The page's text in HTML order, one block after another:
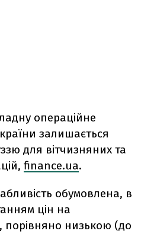
операційне
залишається
для вітчизняних та
finance.ua.
обумовлена, в
цін на
порівняно низькою (до